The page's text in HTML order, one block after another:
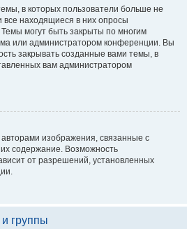
в которых пользователи больше не
все находящиеся в них опросы
могут быть закрыты по многим
или администратором конференции. Вы
закрывать созданные вами темы, в
вам администратором
изображения, связанные с
содержание. Возможность
от разрешений, установленных
группы